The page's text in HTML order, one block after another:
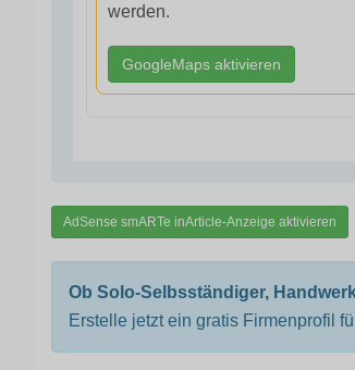
werden.
GoogleMaps aktivieren
AdSense smARTe inArticle-Anzeige aktivieren
Ob Solo-Selbsständiger,
Erstelle jetzt ein gratis Firmenprofil